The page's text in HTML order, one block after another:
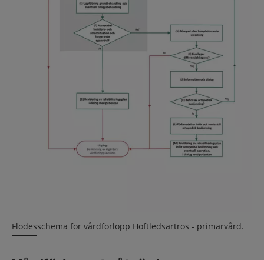
Flödesschema för vårdförlopp Höftledsartros - primärvård.